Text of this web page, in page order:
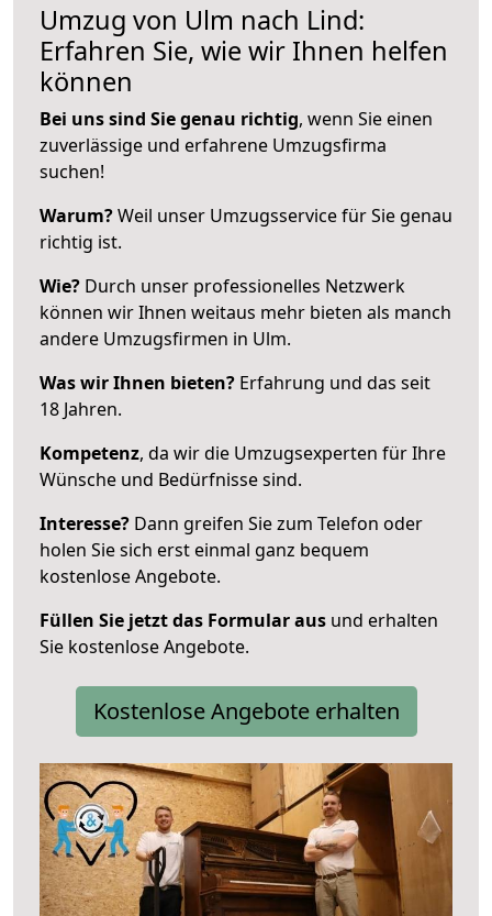
Umzug von Ulm nach Lind:
Erfahren Sie, wie wir Ihnen helfen
können
Bei uns sind Sie genau richtig, wenn Sie einen
zuverlässige und erfahrene Umzugsfirma
suchen!
Warum?Weil unser Umzugsservice für Sie genau
richtig ist.
Wie? Durch unser professionelles Netzwerk
können wir Ihnen weitaus mehr bieten als manch
andere Umzugsfirmen in Ulm.
Was wir Ihnen bieten? Erfahrung und das seit
18 Jahren.
Kompetenz, da wir die Umzugsexperten für Ihre
Wünsche und Bedürfnisse sind.
Interesse? Dann greifen Sie zum Telefon oder
holen Sie sich erst einmal ganz bequem
kostenlose Angebote.
Füllen Sie jetzt das Formular aus und erhalten
Sie kostenlose Angebote.
Kostenlose Angebote erhalten